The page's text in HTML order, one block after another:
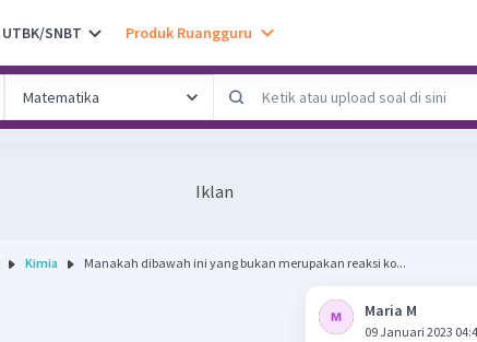
UTBK/SNBT Produk Ruangguru
Iklan
Kimia Manakah dibawah ini yang bukan merupakan reaksi ko...
Maria M
09 Januari 2023